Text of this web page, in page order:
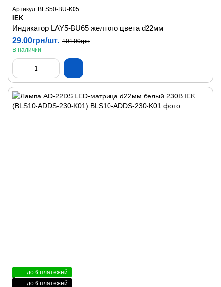
Артикул: BLS50-BU-K05
IEK
Индикатор LAY5-BU65 желтого цвета d22мм
29.00грн/шт. 101.00грн
В наличии
до 6 платежей
до 6 платежей